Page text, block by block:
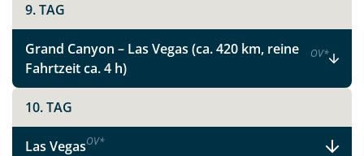
Telegram
per E-Mail senden
Link kopieren
9. TAG
Grand Canyon – Las Vegas (ca. 420 km, reine
Fahrtzeit ca. 4 h)
OV*
10. TAG
Las VegasOV*